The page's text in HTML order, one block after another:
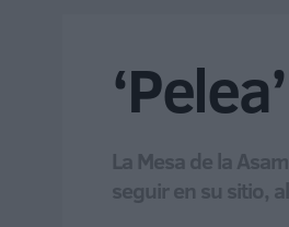
La Mesa de la
seguir en su sitio,